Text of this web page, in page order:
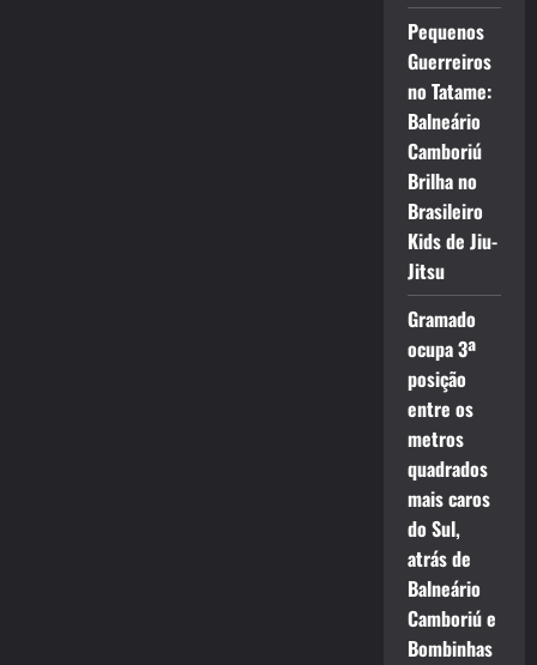
Pequenos
Guerreiros
no Tatame:
Balneário
Camboriú
Brilha no
Brasileiro
Kids de Jiu-
Jitsu
Gramado
ocupa 3ª
posição
entre os
metros
quadrados
mais caros
do Sul,
atrás de
Balneário
Camboriú e
Bombinhas